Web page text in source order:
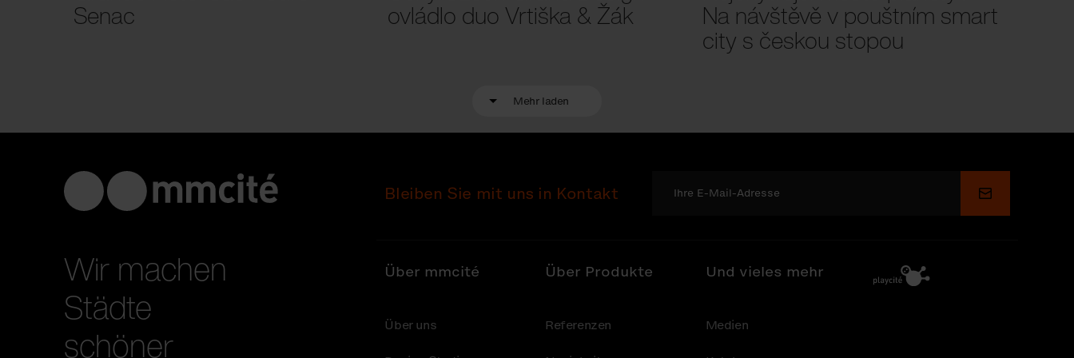
Senac ovládlo duo Vrtiška & Žák Na návštěvě v pouštním smart
city s českou stopou
Mehr laden
Wir machen
Städte
schöner
Bleiben Sie mit uns in Kontakt Senden
Über mmcité
Über uns
Über Produkte
Referenzen
Und vieles mehr
Medien